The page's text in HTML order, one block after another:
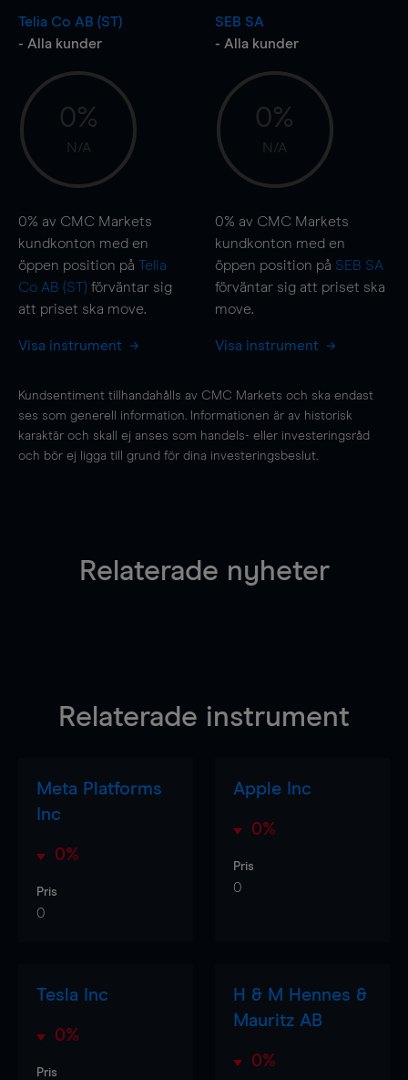
Telia Co AB (ST)
- Alla kunder
0%
N/A
0% av CMC Markets
kundkonton med en
öppen position på Telia
Co AB (ST) förväntar sig
att priset ska move.
Visa instrument
SEB SA
- Alla kunder
0%
N/A
0% av CMC Markets
kundkonton med en
öppen position på SEB SA
förväntar sig att priset ska
move.
Visa instrument
Kundsentiment tillhandahålls av CMC Markets och ska endast
ses som generell information. Informationen är av historisk
karaktär och skall ej anses som handels- eller investeringsråd
och bör ej ligga till grund för dina investeringsbeslut.
Relaterade nyheter
Relaterade instrument
Meta Platforms
Inc
0%
Pris
0
Apple Inc
0%
Pris
0
Tesla Inc
0%
Pris
H & M Hennes &
Mauritz AB
0%